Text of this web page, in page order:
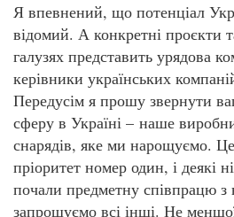
Я впевнений, що потенціал
відомий. А конкретні проєкти
галузях представить урядова
керівники українських
Передусім я прошу звернути
сферу в Україні – наше
снарядів, яке ми нарощуємо.
пріоритет номер один, і деякі
почали предметну співпрацю з
запрошуємо всі інші. Не